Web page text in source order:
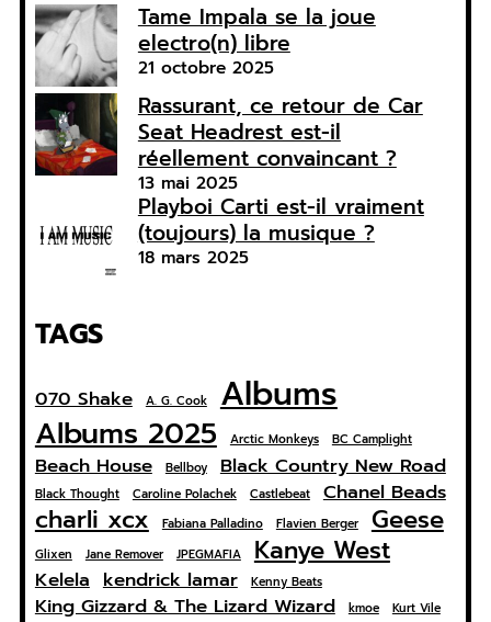
Tame Impala se la joue
electro(n) libre
21 octobre 2025
Rassurant, ce retour de Car
Seat Headrest est-il
réellement convaincant ?
13 mai 2025
Playboi Carti est-il vraiment
(toujours) la musique ?
18 mars 2025
TAGS
070 Shake A. G. Cook Albums
Albums 2025 Arctic Monkeys BC Camplight
Beach House Bellboy Black Country New Road
Black Thought Caroline Polachek Castlebeat Chanel Beads
charli xcx Fabiana Palladino Flavien Berger Geese
Glixen Jane Remover JPEGMAFIA Kanye West
Kelela kendrick lamar Kenny Beats
King Gizzard & The Lizard Wizard kmoe
Kurt Vile